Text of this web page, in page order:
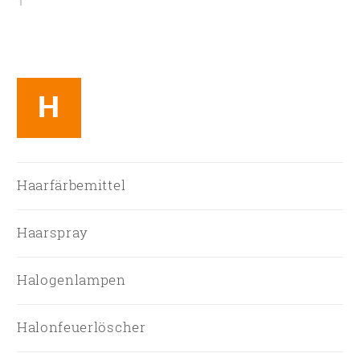
H
Haarfärbemittel
Haarspray
Halogenlampen
Halonfeuerlöscher